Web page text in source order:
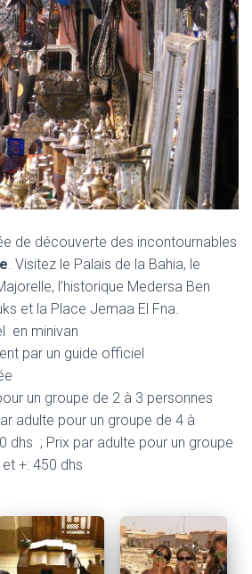
de découverte des incontournables
. Visitez le Palais de la Bahia, le
l’historique Medersa Ben
et la Place Jemaa El Fna.
en minivan
par un guide officiel
un groupe de 2 à 3 personnes
adulte pour un groupe de 4 à
dhs ; Prix par adulte pour un groupe
+: 450 dhs